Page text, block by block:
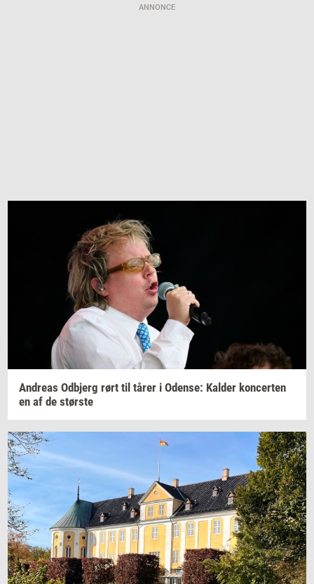
ANNONCE
An­dreas Od­b­jerg rørt til tårer i Oden­se: Kal­der kon­cer­ten
en af de stør­ste